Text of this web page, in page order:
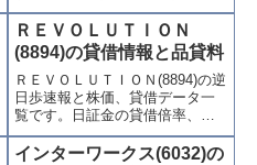
(信用買残、信用売残)、品貸料
(逆日歩)、東証の週末残高、規制
(注意喚起・申込停止)など、空売
り関連情報を集計し、図解でわ
かりやすくまとめて掲載してい
ます。
ＲＥＶＯＬＵＴＩＯＮ
(8894)の貸借情報と品貸料
ＲＥＶＯＬＵＴＩＯＮ(8894)の逆
日歩速報と株価、貸借データ一
覧です。日証金の貸借倍率、貸
借残(信用買残、信用売残)、品貸
料(逆日歩)、東証の週末残高、規
インターワークス(6032)の